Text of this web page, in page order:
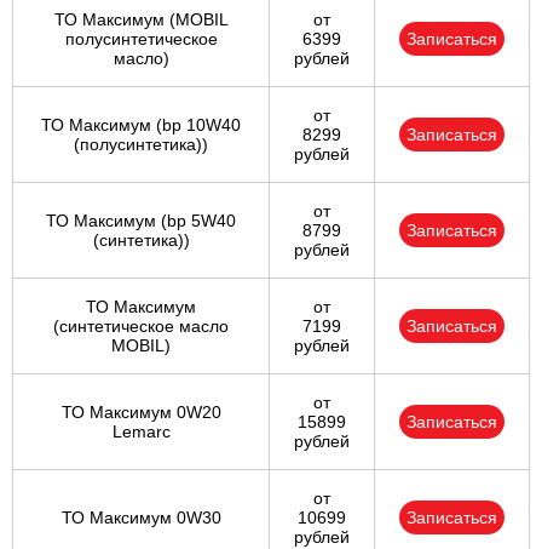
ТО Максимум (MOBIL
полуcинтетическое
масло)
от
6399
рублей
Записаться
ТО Максимум (bp 10W40
(полусинтетика))
от
8299
рублей
Записаться
ТО Максимум (bp 5W40
(синтетика))
от
8799
рублей
Записаться
ТО Максимум
(cинтетическое масло
MOBIL)
от
7199
рублей
Записаться
ТО Максимум 0W20
Lemarc
от
15899
рублей
Записаться
ТО Максимум 0W30
от
10699
рублей
Записаться